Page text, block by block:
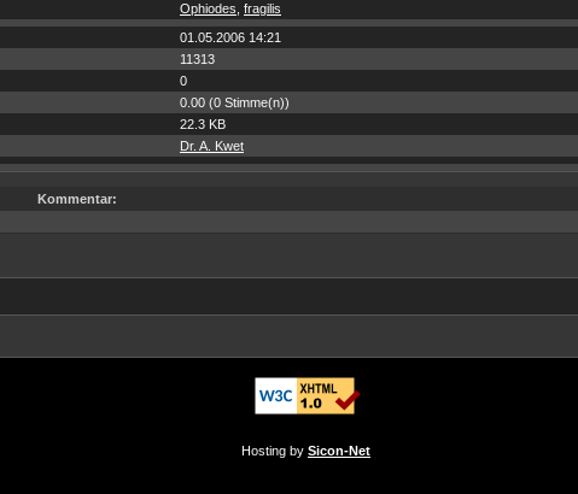
Ophiodes fragilis
01.05.2006 14:21
11313
0
0.00 (0 Stimme(n))
22.3 KB
Dr. A. Kwet
Kommentar:
Hosting by Sicon-Net